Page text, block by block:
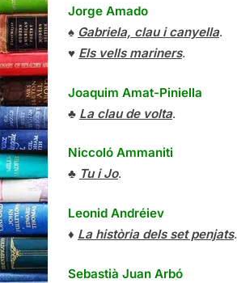
Jorge Amado
♠ Gabriela, clau i canyella.
♥ Els vells mariners.
Joaquim Amat-Piniella
♣ La clau de volta.
Niccoló Ammaniti
♣ Tu i Jo.
Leonid Andréiev
♦ La història dels set penjats.
Sebastià Juan Arbó